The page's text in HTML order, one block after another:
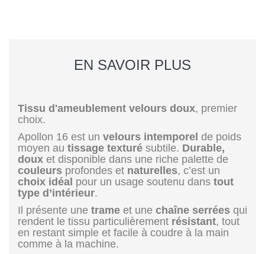
EN SAVOIR PLUS
Tissu d'ameublement velours doux, premier
choix.
Apollon 16 est un velours intemporel de poids
moyen au tissage texturé subtile. Durable,
doux et disponible dans une riche palette de
couleurs profondes et naturelles, c’est un
choix idéal pour un usage soutenu dans tout
type d’intérieur.
Il présente une trame et une chaîne serrées qui
rendent le tissu particulièrement résistant, tout
en restant simple et facile à coudre à la main
comme à la machine.